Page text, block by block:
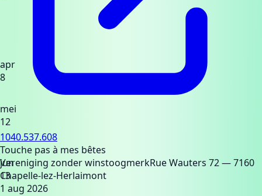
apr
8
mei
12
jun
13
1040.537.608
Touche pas à mes bêtes
Vereniging zonder winstoogmerkRue Wauters 72— 7160
Chapelle-lez-Herlaimont
1 aug 2026